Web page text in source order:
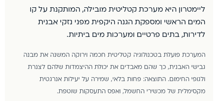
ליימטרון היא מערכת קטליטית מובילה, המותקנת על קו
המים הראשי ומספקת הגנה היקפית מפני נזקי אבנית
לדירות, בתים פרטיים ומערכות מים ביתיות.
המערכת פועלת בטכנולוגיה קטליטית חכמה וירוקה המשנה את מבנה
גבישי האבנית, כך שהם מאבדים את יכולת ההיצמדות שלהם לצנרת
ולגופי החימום. התוצאה: פחות בלאי, שמירה על יעילות אנרגטית
מקסימלית של מכשירי החשמל, ואפס התעסקות שוטפת.